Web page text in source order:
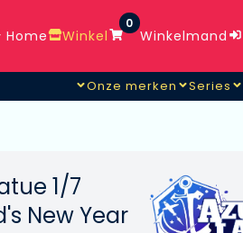
Home Winkel
0
Winkelmand
Onze merken Series
1/7
New Year